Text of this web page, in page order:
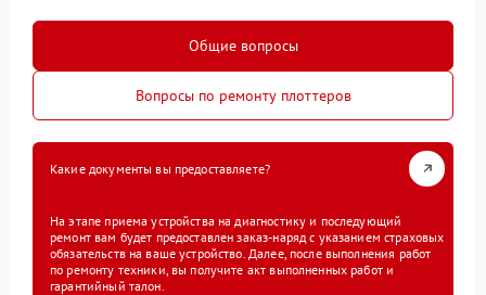
Общие вопросы
Вопросы по ремонту плоттеров
Какие документы вы предоставляете?
На этапе приема устройства на диагностику и последующий
ремонт вам будет предоставлен заказ-наряд с указанием страховых
обязательств на ваше устройство. Далее, после выполнения работ
по ремонту техники, вы получите акт выполненных работ и
гарантийный талон.